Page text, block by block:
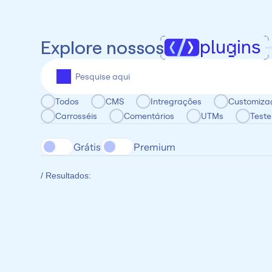
Explore nossos plugins
Todos CMS Intregrações
Carrosséis
Comentários UTMs
Grátis Premium
/ Resultados: